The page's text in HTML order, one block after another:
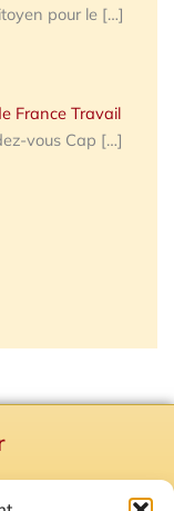
pour le […]
France Travail
vous Cap […]